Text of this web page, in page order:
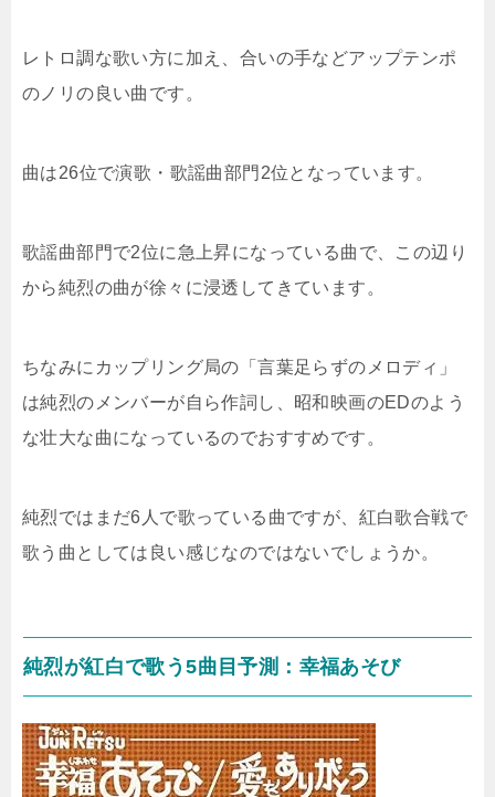
レトロ調な歌い方に加え、合いの手などアップテンポ
のノリの良い曲です。
曲は26位で演歌・歌謡曲部門2位となっています。
歌謡曲部門で2位に急上昇になっている曲で、この辺り
から純烈の曲が徐々に浸透してきています。
ちなみにカップリング局の「言葉足らずのメロディ」
は純烈のメンバーが自ら作詞し、昭和映画のEDのよう
な壮大な曲になっているのでおすすめです。
純烈ではまだ6人で歌っている曲ですが、紅白歌合戦で
歌う曲としては良い感じなのではないでしょうか。
純烈が紅白で歌う5曲目予測：幸福あそび